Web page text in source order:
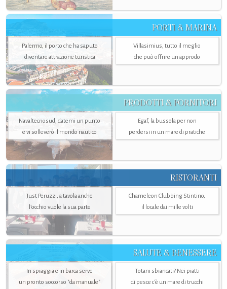
PORTI & MARINA
Palermo, il porto che ha saputo
diventare attrazione turistica
Villasimius, tutto il meglio
che può offrire un approdo
PRODOTTI & FORNITORI
Navaltecnosud, datemi un punto
e vi solleverò il mondo nautico
Egaf, la bussola per non
perdersi in un mare di pratiche
RISTORANTI
Just Peruzzi, a tavola anche
l’occhio vuole la sua parte
Chameleon Clubbing Stintino,
il locale dai mille volti
SALUTE & BENESSERE
In spiaggia e in barca serve
un pronto soccorso "da manuale"
Totani sbiancati? Nei piatti
di pesce c'è un mare di trucchi